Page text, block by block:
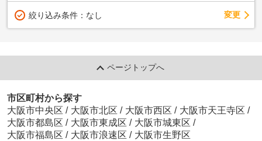
絞り込み条件： なし 変更
ページトップへ
市区町村から探す
大阪市中央区 / 大阪市北区 / 大阪市西区 / 大阪市天王寺区 /
大阪市都島区 / 大阪市東成区 / 大阪市城東区 /
大阪市福島区 / 大阪市浪速区 / 大阪市生野区